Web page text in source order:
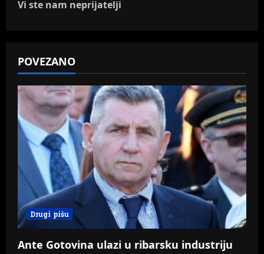
n
v
i
g
a
t
o
n
Vi ste nam neprijatelji
POVEZANO
Drugi pišu
Ante Gotovina ulazi u ribarsku industriju